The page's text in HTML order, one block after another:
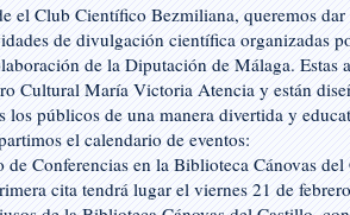
de
divulgación
el Club Científico Bezmiliana, queremos
de divulgación científica organizadas
de la Diputación de Málaga. Estas
Cultural María Victoria Atencia y están
los públicos de una manera divertida y
el calendario de eventos:
de Conferencias en la Biblioteca Cánovas
cita tendrá lugar el viernes 21 de